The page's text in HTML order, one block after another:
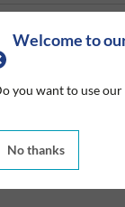
Welcome to
you want to use our
No thanks
contacter votre
application as a